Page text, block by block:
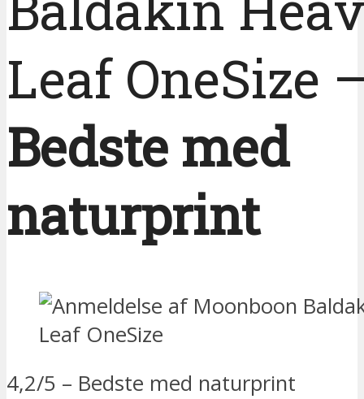
Leaf OneSize
Bedste med
naturprint
4,2/5 – Bedste med naturprint